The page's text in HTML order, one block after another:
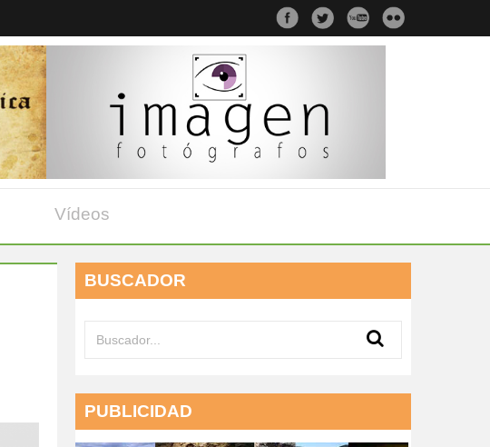
Vídeos
BUSCADOR
PUBLICIDAD